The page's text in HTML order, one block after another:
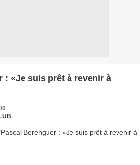
: «Je suis prêt à revenir à